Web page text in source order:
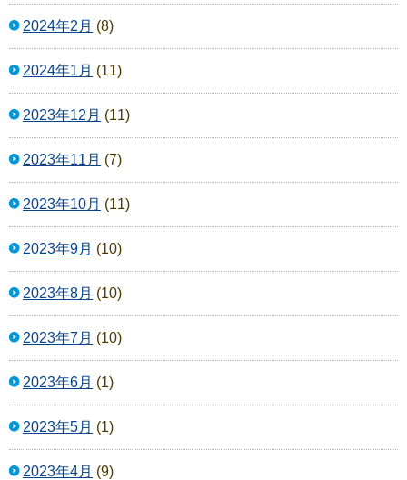
2024年2月 (8)
2024年1月 (11)
2023年12月 (11)
2023年11月 (7)
2023年10月 (11)
2023年9月 (10)
2023年8月 (10)
2023年7月 (10)
2023年6月 (1)
2023年5月 (1)
2023年4月 (9)